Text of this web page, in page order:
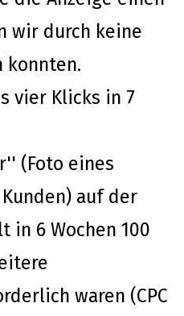
wir durch keine
konnten.
vier Klicks in 7
(Foto eines
auf der
in 6 Wochen 100
waren (CPC